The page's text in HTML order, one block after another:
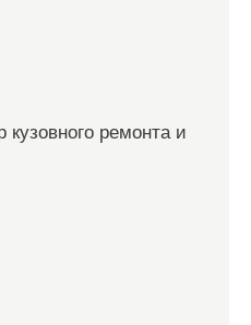
кузовного ремонта и